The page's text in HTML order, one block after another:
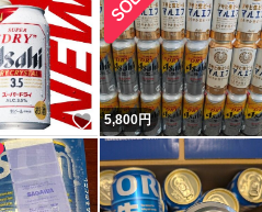
いいね！
5,800円